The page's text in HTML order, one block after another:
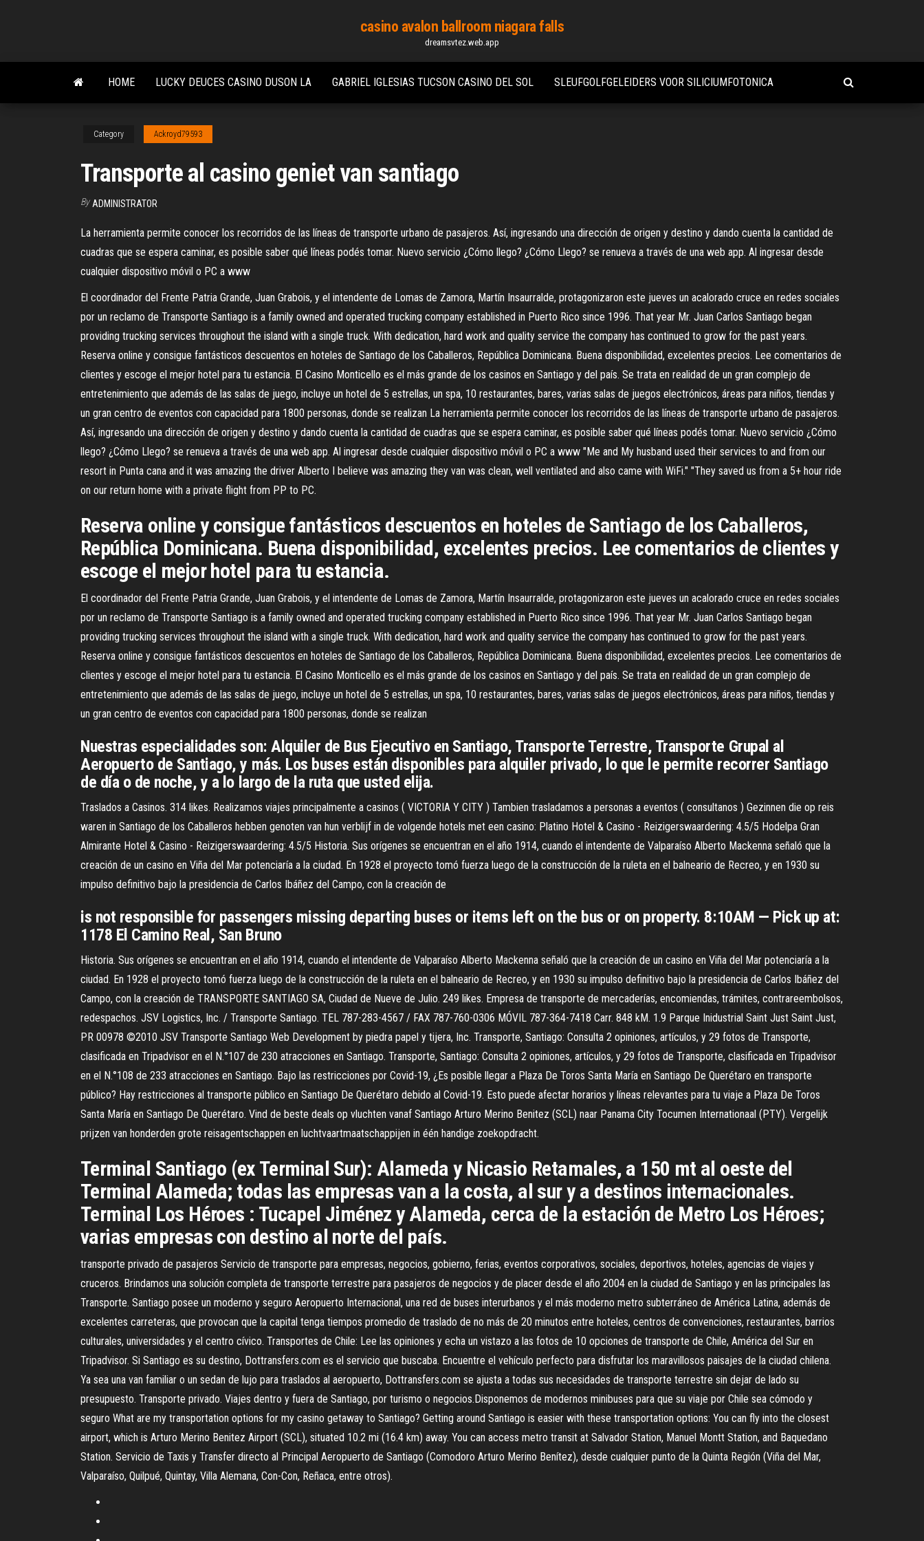
content
casino avalon ballroom niagara falls
dreamsvtez.web.app
HOME LUCKY DEUCES CASINO DUSON LA GABRIEL IGLESIAS TUCSON CASINO DEL SOL SLEUFGOLFGELEIDERS VOOR SILICIUMFOTONICA
Category Ackroyd79593
Transporte al casino geniet van santiago
By ADMINISTRATOR
La herramienta permite conocer los recorridos de las líneas de transporte urbano de pasajeros. Así, ingresando una dirección de origen y destino y dando cuenta la cantidad de
cuadras que se espera caminar, es posible saber qué líneas podés tomar. Nuevo servicio ¿Cómo llego? ¿Cómo Llego? se renueva a través de una web app. Al ingresar desde
cualquier dispositivo móvil o PC a www
El coordinador del Frente Patria Grande, Juan Grabois, y el intendente de Lomas de Zamora, Martín Insaurralde, protagonizaron este jueves un acalorado cruce en redes sociales
por un reclamo de Transporte Santiago is a family owned and operated trucking company established in Puerto Rico since 1996. That year Mr. Juan Carlos Santiago began
providing trucking services throughout the island with a single truck. With dedication, hard work and quality service the company has continued to grow for the past years.
Reserva online y consigue fantásticos descuentos en hoteles de Santiago de los Caballeros, República Dominicana. Buena disponibilidad, excelentes precios. Lee comentarios de
clientes y escoge el mejor hotel para tu estancia. El Casino Monticello es el más grande de los casinos en Santiago y del país. Se trata en realidad de un gran complejo de
entretenimiento que además de las salas de juego, incluye un hotel de 5 estrellas, un spa, 10 restaurantes, bares, varias salas de juegos electrónicos, áreas para niños, tiendas y
un gran centro de eventos con capacidad para 1800 personas, donde se realizan La herramienta permite conocer los recorridos de las líneas de transporte urbano de pasajeros.
Así, ingresando una dirección de origen y destino y dando cuenta la cantidad de cuadras que se espera caminar, es posible saber qué líneas podés tomar. Nuevo servicio ¿Cómo
llego? ¿Cómo Llego? se renueva a través de una web app. Al ingresar desde cualquier dispositivo móvil o PC a www "Me and My husband used their services to and from our
resort in Punta cana and it was amazing the driver Alberto I believe was amazing they van was clean, well ventilated and also came with WiFi." "They saved us from a 5+ hour ride
on our return home with a private flight from PP to PC.
Reserva online y consigue fantásticos descuentos en hoteles de Santiago de los Caballeros,
República Dominicana. Buena disponibilidad, excelentes precios. Lee comentarios de clientes y
escoge el mejor hotel para tu estancia.
El coordinador del Frente Patria Grande, Juan Grabois, y el intendente de Lomas de Zamora, Martín Insaurralde, protagonizaron este jueves un acalorado cruce en redes sociales
por un reclamo de Transporte Santiago is a family owned and operated trucking company established in Puerto Rico since 1996. That year Mr. Juan Carlos Santiago began
providing trucking services throughout the island with a single truck. With dedication, hard work and quality service the company has continued to grow for the past years.
Reserva online y consigue fantásticos descuentos en hoteles de Santiago de los Caballeros, República Dominicana. Buena disponibilidad, excelentes precios. Lee comentarios de
clientes y escoge el mejor hotel para tu estancia. El Casino Monticello es el más grande de los casinos en Santiago y del país. Se trata en realidad de un gran complejo de
entretenimiento que además de las salas de juego, incluye un hotel de 5 estrellas, un spa, 10 restaurantes, bares, varias salas de juegos electrónicos, áreas para niños, tiendas y
un gran centro de eventos con capacidad para 1800 personas, donde se realizan
Nuestras especialidades son: Alquiler de Bus Ejecutivo en Santiago, Transporte Terrestre, Transporte Grupal al
Aeropuerto de Santiago, y más. Los buses están disponibles para alquiler privado, lo que le permite recorrer Santiago
de día o de noche, y a lo largo de la ruta que usted elija.
Traslados a Casinos. 314 likes. Realizamos viajes principalmente a casinos ( VICTORIA Y CITY ) Tambien trasladamos a personas a eventos ( consultanos ) Gezinnen die op reis
waren in Santiago de los Caballeros hebben genoten van hun verblijf in de volgende hotels met een casino: Platino Hotel & Casino - Reizigerswaardering: 4.5/5 Hodelpa Gran
Almirante Hotel & Casino - Reizigerswaardering: 4.5/5 Historia. Sus orígenes se encuentran en el año 1914, cuando el intendente de Valparaíso Alberto Mackenna señaló que la
creación de un casino en Viña del Mar potenciaría a la ciudad. En 1928 el proyecto tomó fuerza luego de la construcción de la ruleta en el balneario de Recreo, y en 1930 su
impulso definitivo bajo la presidencia de Carlos Ibáñez del Campo, con la creación de
is not responsible for passengers missing departing buses or items left on the bus or on property. 8:10AM — Pick up at:
1178 El Camino Real, San Bruno
Historia. Sus orígenes se encuentran en el año 1914, cuando el intendente de Valparaíso Alberto Mackenna señaló que la creación de un casino en Viña del Mar potenciaría a la
ciudad. En 1928 el proyecto tomó fuerza luego de la construcción de la ruleta en el balneario de Recreo, y en 1930 su impulso definitivo bajo la presidencia de Carlos Ibáñez del
Campo, con la creación de TRANSPORTE SANTIAGO SA, Ciudad de Nueve de Julio. 249 likes. Empresa de transporte de mercaderías, encomiendas, trámites, contrareembolsos,
redespachos. JSV Logistics, Inc. / Transporte Santiago. TEL 787-283-4567 / FAX 787-760-0306 MÓVIL 787-364-7418 Carr. 848 kM. 1.9 Parque Inidustrial Saint Just Saint Just,
PR 00978 ©2010 JSV Transporte Santiago Web Development by piedra papel y tijera, Inc. Transporte, Santiago: Consulta 2 opiniones, artículos, y 29 fotos de Transporte,
clasificada en Tripadvisor en el N.°107 de 230 atracciones en Santiago. Transporte, Santiago: Consulta 2 opiniones, artículos, y 29 fotos de Transporte, clasificada en Tripadvisor
en el N.°108 de 233 atracciones en Santiago. Bajo las restricciones por Covid-19, ¿Es posible llegar a Plaza De Toros Santa María en Santiago De Querétaro en transporte
público? Hay restricciones al transporte público en Santiago De Querétaro debido al Covid-19. Esto puede afectar horarios y líneas relevantes para tu viaje a Plaza De Toros
Santa María en Santiago De Querétaro. Vind de beste deals op vluchten vanaf Santiago Arturo Merino Benitez (SCL) naar Panama City Tocumen Internationaal (PTY). Vergelijk
prijzen van honderden grote reisagentschappen en luchtvaartmaatschappijen in één handige zoekopdracht.
Terminal Santiago (ex Terminal Sur): Alameda y Nicasio Retamales, a 150 mt al oeste del
Terminal Alameda; todas las empresas van a la costa, al sur y a destinos internacionales.
Terminal Los Héroes : Tucapel Jiménez y Alameda, cerca de la estación de Metro Los Héroes;
varias empresas con destino al norte del país.
transporte privado de pasajeros Servicio de transporte para empresas, negocios, gobierno, ferias, eventos corporativos, sociales, deportivos, hoteles, agencias de viajes y
cruceros. Brindamos una solución completa de transporte terrestre para pasajeros de negocios y de placer desde el año 2004 en la ciudad de Santiago y en las principales las
Transporte. Santiago posee un moderno y seguro Aeropuerto Internacional, una red de buses interurbanos y el más moderno metro subterráneo de América Latina, además de
excelentes carreteras, que provocan que la capital tenga tiempos promedio de traslado de no más de 20 minutos entre hoteles, centros de convenciones, restaurantes, barrios
culturales, universidades y el centro cívico. Transportes de Chile: Lee las opiniones y echa un vistazo a las fotos de 10 opciones de transporte de Chile, América del Sur en
Tripadvisor. Si Santiago es su destino, Dottransfers.com es el servicio que buscaba. Encuentre el vehículo perfecto para disfrutar los maravillosos paisajes de la ciudad chilena.
Ya sea una van familiar o un sedan de lujo para traslados al aeropuerto, Dottransfers.com se ajusta a todas sus necesidades de transporte terrestre sin dejar de lado su
presupuesto. Transporte privado. Viajes dentro y fuera de Santiago, por turismo o negocios.Disponemos de modernos minibuses para que su viaje por Chile sea cómodo y
seguro What are my transportation options for my casino getaway to Santiago? Getting around Santiago is easier with these transportation options: You can fly into the closest
airport, which is Arturo Merino Benitez Airport (SCL), situated 10.2 mi (16.4 km) away. You can access metro transit at Salvador Station, Manuel Montt Station, and Baquedano
Station. Servicio de Taxis y Transfer directo al Principal Aeropuerto de Santiago (Comodoro Arturo Merino Benítez), desde cualquier punto de la Quinta Región (Viña del Mar,
Valparaíso, Quilpué, Quintay, Villa Alemana, Con-Con, Reñaca, entre otros).